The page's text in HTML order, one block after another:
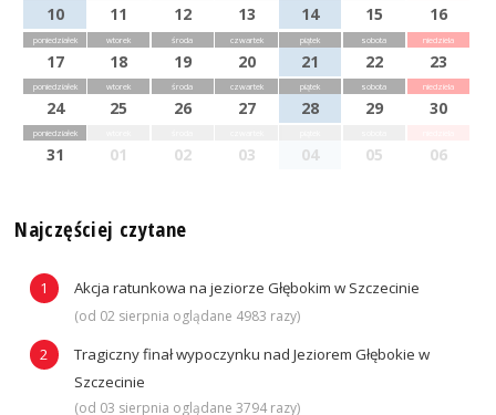
10 11 12 13 14 15 16
poniedziałek
17
wtorek
18
środa
19
czwartek
20
piątek
21
sobota
22
niedziela
23
poniedziałek
24
wtorek
25
środa
26
czwartek
27
piątek
28
sobota
29
niedziela
30
poniedziałek
31 01 02 03 04 05 06
Najczęściej czytane
Akcja ratunkowa na jeziorze Głębokim w Szczecinie
(od 02 sierpnia oglądane 4983 razy)
Tragiczny finał wypoczynku nad Jeziorem Głębokie w
Szczecinie
(od 03 sierpnia oglądane 3794 razy)